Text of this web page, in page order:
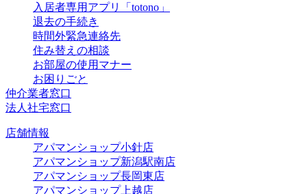
入居者専用アプリ「totono」
退去の手続き
時間外緊急連絡先
住み替えの相談
お部屋の使用マナー
お困りごと
仲介業者窓口
法人社宅窓口
店舗情報
アパマンショップ小針店
アパマンショップ新潟駅南店
アパマンショップ長岡東店
アパマンショップ上越店